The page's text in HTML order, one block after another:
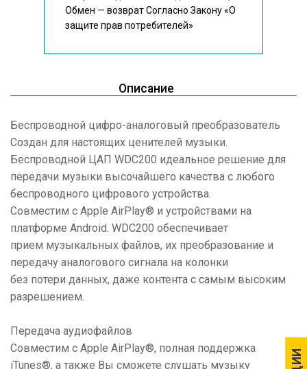
Обмен — возврат Согласно Закону«О
защите прав потребителей»
Описание
Беспроводной цифро-аналоговый преобразователь
Создан для настоящих ценителей музыки.
Беспроводной ЦАП WDC200 идеальное решение для
передачи музыки высочайшего качества с любого
беспроводного цифрового устройства.
Совместим c Apple AirPlay® и устройствами на
платформе Android. WDC200 обеспечивает
прием музыкальных файлов, их преобразование и
передачу аналогового сигнала на колонки
без потери данных, даже контента с самым высоким
разрешением.
Передача аудиофайлов
Совместим c Apple AirPlay®, полная поддержка
iTunes®, а также Вы сможете слушать музыку